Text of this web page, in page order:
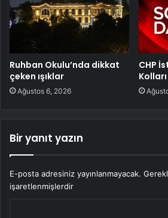
Ruhban Okulu’nda dikkat
çeken ışıklar
Ağustos 6, 2026
CHP
Bir yanıt yazın
E-posta adresiniz yayınlanmayacak.
işaretlenmişlerdir